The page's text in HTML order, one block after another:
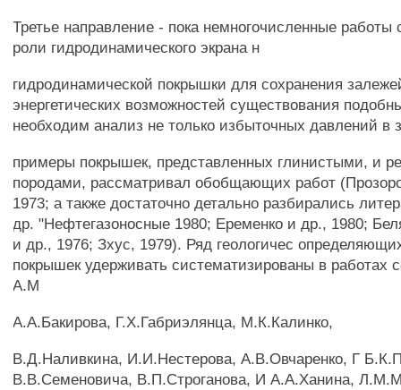
Третье направление - пока немногочисленные работы
роли гидродинамического экрана н
гидродинамической покрышки для сохранения
энергетических возможностей существования
необходим анализ не только избыточных давлений в
примеры покрышек, представленных глинистыми, и
породами, рассматривал обобщающих работ
1973; а также достаточно детально разбирались
др. "Нефтегазоносные 1980; Еременко и др., 1980;
и др., 1976; Зхус, 1979). Ряд геологичес
покрышек удерживать систематизированы в работах
А.М
A.А.Бакирова, Г.X.Габриэлянца, М.К.Калинко,
B.Д.Наливкина, И.И.Нестерова, А.В.Овчаренко, Г
В.В.Семеновича, В.П.Строганова, И А.А.Ханина,